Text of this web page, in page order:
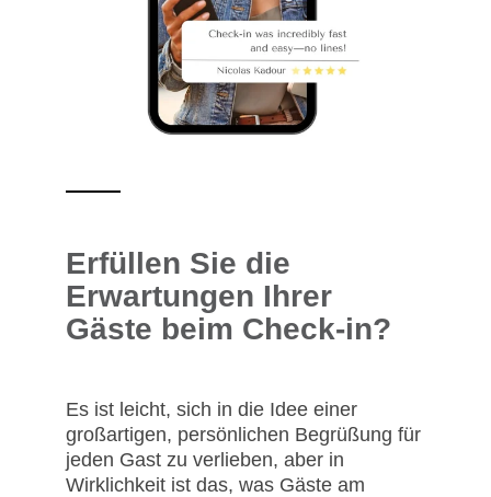
Erfüllen Sie die
Erwartungen Ihrer
Gäste beim Check-in?
Es ist leicht, sich in die Idee einer
großartigen, persönlichen Begrüßung für
jeden Gast zu verlieben, aber in
Wirklichkeit ist das, was Gäste am